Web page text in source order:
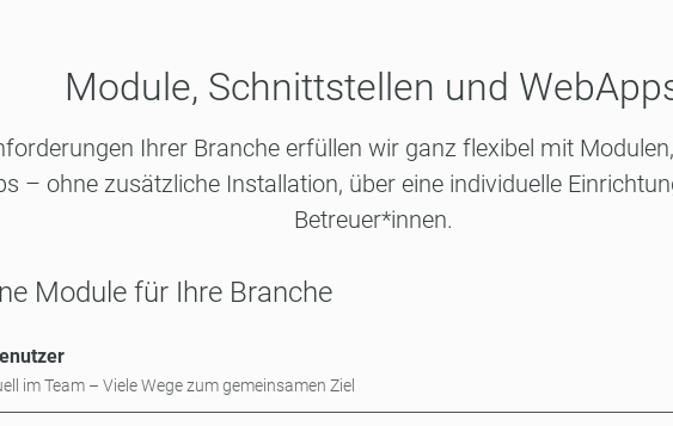
Module, Schnittstellen und
Ihrer Branche erfüllen wir ganz flexibel mit
– ohne zusätzliche Installation, über eine individuelle
Betreuer*innen.
Module für Ihre Branche
im Team – Viele Wege zum gemeinsamen Ziel